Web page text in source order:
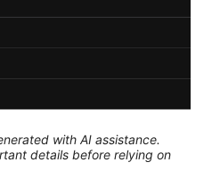
with AI assistance.
details before relying on